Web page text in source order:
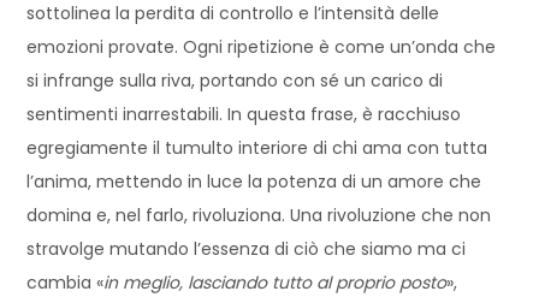
sottolinea la perdita di controllo e l’intensità delle
emozioni provate. Ogni ripetizione è come un’onda che
si infrange sulla riva, portando con sé un carico di
sentimenti inarrestabili. In questa frase, è racchiuso
egregiamente il tumulto interiore di chi ama con tutta
l’anima, mettendo in luce la potenza di un amore che
domina e, nel farlo, rivoluziona. Una rivoluzione che non
stravolge mutando l’essenza di ciò che siamo ma ci
cambia «in meglio, lasciando tutto al proprio posto»,